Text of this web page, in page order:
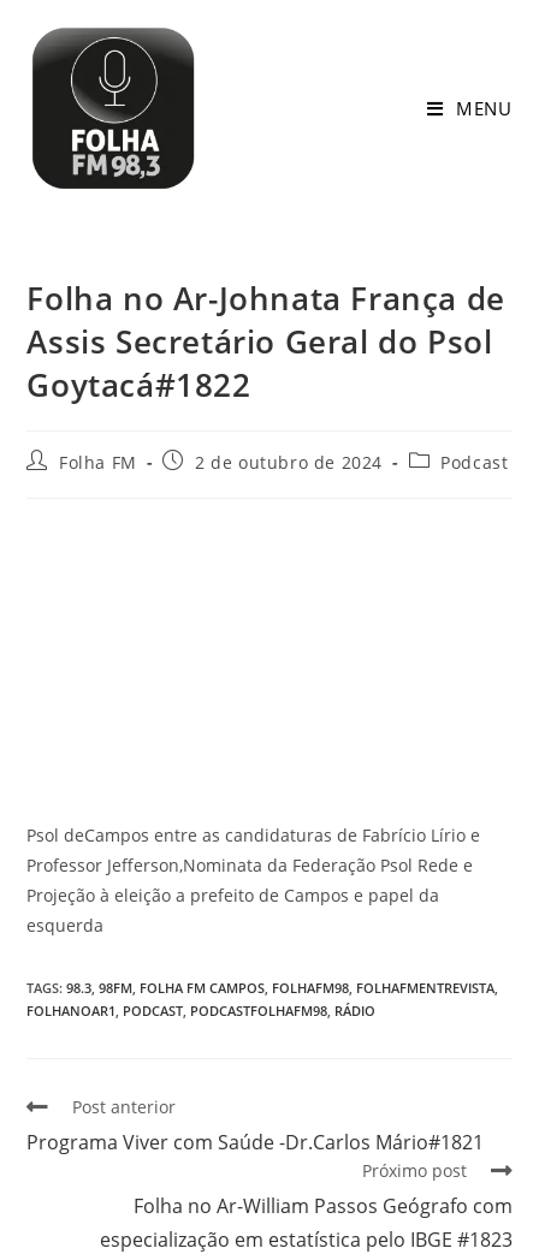
MENU
Folha no Ar-Johnata França de
Assis Secretário Geral do Psol
Goytacá#1822
Folha FM 2 de outubro de 2024 Podcast
Psol deCampos entre as candidaturas de Fabrício Lírio e
Professor Jefferson,Nominata da Federação Psol Rede e
Projeção à eleição a prefeito de Campos e papel da
esquerda
TAGS:98.3 98FM FOLHA FM CAMPOS FOLHAFM98 FOLHAFMENTREVISTA
FOLHANOAR1 PODCAST PODCASTFOLHAFM98 RÁDIO
Post anterior
Programa Viver com Saúde -Dr.Carlos Mário#1821
Próximo post
Folha no Ar-William Passos Geógrafo com
especialização em estatística pelo IBGE #1823